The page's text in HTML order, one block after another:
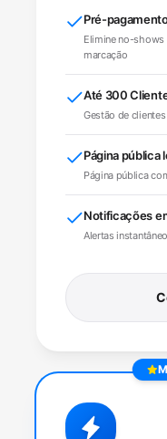
Pré-
Elimine no-
marcação
Até 300
Gestão de
Página pública
Página pública
Notificações
Alertas